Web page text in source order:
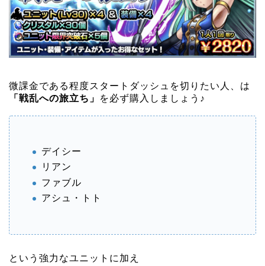
微課金である程度スタートダッシュを切りたい人、は
「戦乱への旅立ち」
を必ず購入しましょう♪
デイシー
リアン
ファブル
アシュ・トト
という強力なユニットに加え